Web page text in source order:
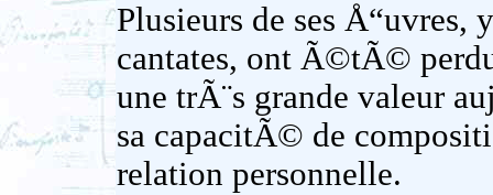
Plusieurs de ses
cantates, ont Ã©tÃ©
une trÃ¨s grande valeur
sa capacitÃ© de
relation personnelle.